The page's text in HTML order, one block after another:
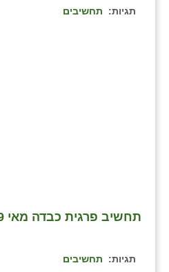
תגיות: תחשיבים
תחשיב פרגית כבדה מאי 2019
תגיות: תחשיבים